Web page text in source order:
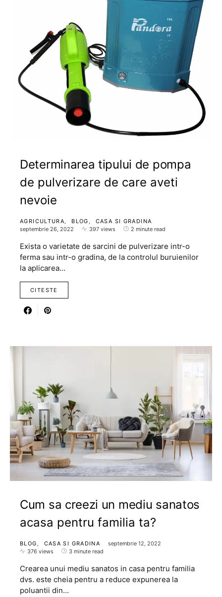
Determinarea tipului de pompa
de pulverizare de care aveti
nevoie
AGRICULTURA BLOG
CASA SI GRADINA
septembrie 26, 2022
397 views 2 minute read
Exista o varietate de sarcini de pulverizare intr-o
ferma sau intr-o gradina, de la controlul buruienilor
la aplicarea…
CITESTE
Cum sa creezi un mediu sanatos
acasa pentru familia ta?
BLOG CASA SI GRADINA
septembrie 12, 2022
376 views
3 minute read
Crearea unui mediu sanatos in casa pentru familia
dvs. este cheia pentru a reduce expunerea la
poluantii din…